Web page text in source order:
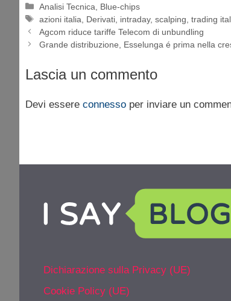
Categorie
Analisi Tecnica
Blue-chips
Tag
azioni italia Derivati intraday,scalping ,trading
Agcom riduce tariffe Telecom di unbundling
Grande distribuzione, Esselunga é prima nella
Lascia un commento
Devi essere connesso per inviare un
Dichiarazione sulla Privacy (UE)
Cookie Policy (UE)